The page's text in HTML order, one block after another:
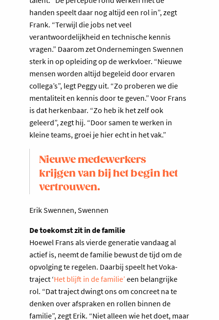
handen speelt daar nog altijd een rol in”, zegt
Frank. “Terwijl die jobs net veel
verantwoordelijkheid en technische kennis
vragen.” Daarom zet Ondernemingen Swennen
sterk in op opleiding op de werkvloer. “Nieuwe
mensen worden altijd begeleid door ervaren
collega’s”, legt Peggy uit. “Zo proberen we die
mentaliteit en kennis door te geven.” Voor Frans
is dat herkenbaar. “Zo heb ik het zelf ook
geleerd”, zegt hij. “Door samen te werken in
kleine teams, groei je hier echt in het vak.”
Nieuwe medewerkers
krijgen van bij het begin het
vertrouwen.
Erik Swennen, Swennen
De toekomst zit in de familie
Hoewel Frans als vierde generatie vandaag al
actief is, neemt de familie bewust de tijd om de
opvolging te regelen. Daarbij speelt het Voka-
traject ‘Het blijft in de familie’ een belangrijke
rol. “Dat traject dwingt ons om concreet na te
denken over afspraken en rollen binnen de
familie”, zegt Erik. “Niet alleen wie het doet, maar